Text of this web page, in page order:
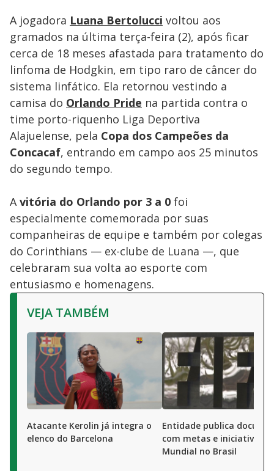
A jogadora Luana Bertolucci voltou aos
gramados na última terça-feira (2), após ficar
cerca de 18 meses afastada para tratamento do
linfoma de Hodgkin, em tipo raro de câncer do
sistema linfático. Ela retornou vestindo a
camisa do Orlando Pride na partida contra o
time porto-riquenho Liga Deportiva
Alajuelense, pela Copa dos Campeões da
Concacaf, entrando em campo aos 25 minutos
do segundo tempo.
Avitória do Orlando por 3 a 0 foi
especialmente comemorada por suas
companheiras de equipe e também por colegas
do Corinthians — ex-clube de Luana —, que
celebraram sua volta ao esporte com
entusiasmo e homenagens.
VEJA TAMBÉM
Atacante Kerolin já integra o
elenco do Barcelona
Entidade publica
com metas e iniciativas
Mundial no Brasil